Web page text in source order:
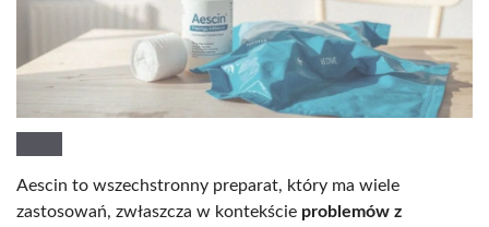
Aescin to wszechstronny preparat, który ma wiele
zastosowań, zwłaszcza w kontekście problemów z